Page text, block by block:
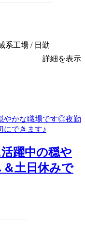
系工場 / 日勤
詳細を表示
躍中の穏や
土日休みで